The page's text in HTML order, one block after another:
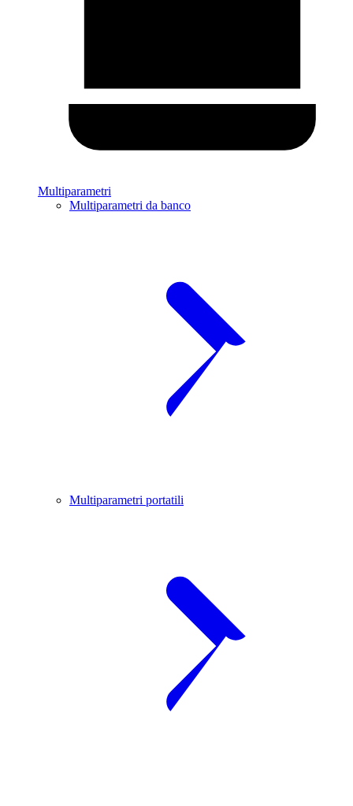
Multiparametri
Multiparametri da banco
Multiparametri portatili